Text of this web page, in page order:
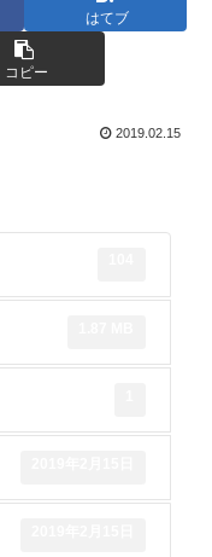
はてブ
コピー
2019.02.15